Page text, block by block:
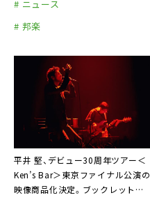
# ニュース
# 邦楽
平井 堅、デビュー30周年ツアー＜
Ken’s Bar＞東京ファイナル公演の
映像商品化決定。ブックレットに